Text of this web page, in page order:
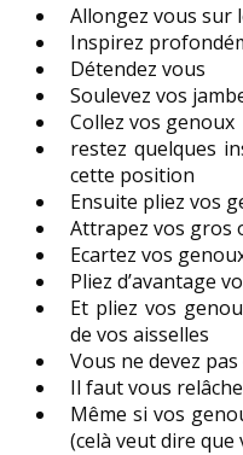
Allongez vous sur
Inspirez
Détendez vous
Soulevez vos
Collez vos genoux
restez quelques
cette position
Ensuite pliez vos
Attrapez vos gros
Ecartez vos
Pliez d’avantage
Et pliez vos
de vos aisselles
Vous ne devez
Il faut vous
Même si vos
(celà veut dire